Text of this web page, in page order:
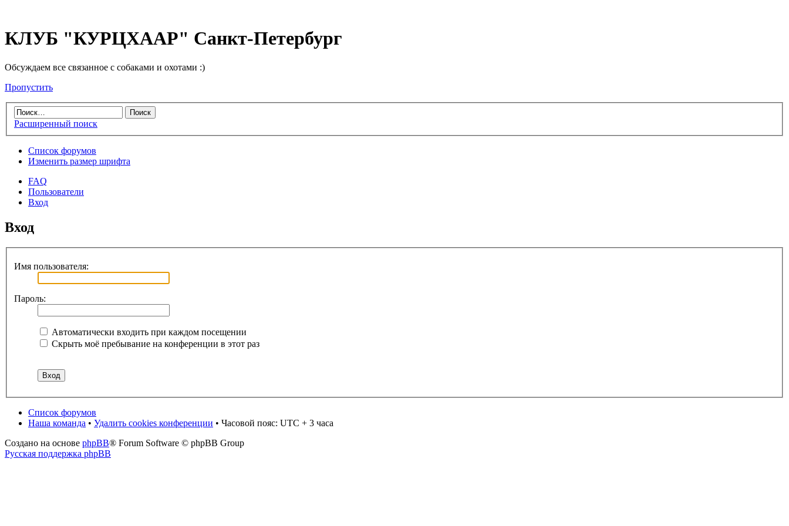
КЛУБ "КУРЦХААР" Санкт-Петербург
Обсуждаем все связанное с собаками и охотами :)
Пропустить
Расширенный поиск
Список форумов
Изменить размер шрифта
FAQ
Пользователи
Вход
Вход
Имя пользователя:
Пароль:
Автоматически входить при каждом посещении
Скрыть моё пребывание на конференции в этот раз
Список форумов
Наша команда • Удалить cookies конференции • Часовой пояс: UTC + 3 часа
Создано на основе phpBB® Forum Software © phpBB Group
Русская поддержка phpBB